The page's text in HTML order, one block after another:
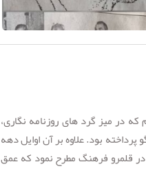
که در میز گرد های روزنامه نگاری،
پرداخته بود. علاوه بر آن اوایل دهه
در قلمرو فرهنگ مطرح نمود که عمق